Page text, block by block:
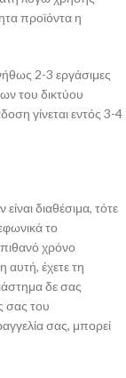
προϊόντα η
2-3 εργάσιμες
του δικτύου
γίνεται εντός 3-4
διαθέσιμα, τότε
το
χρόνο
έχετε τη
δε σας
σας του
σας, μπορεί